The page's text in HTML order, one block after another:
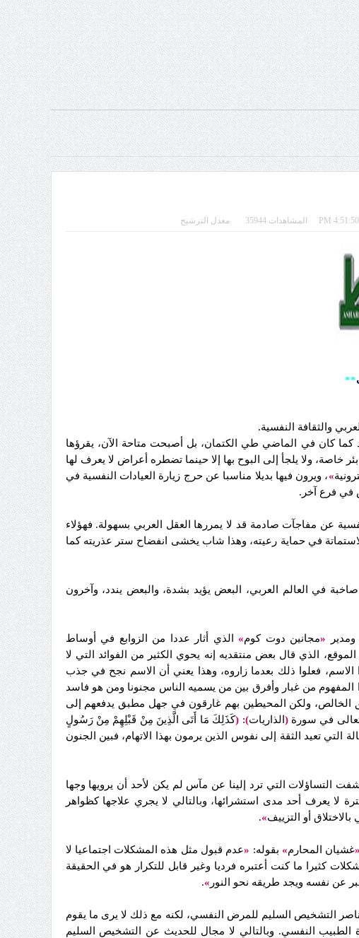
المشاهدات 35944 معدل الترشيح
**
والثقافة النفسية.
كما كان في الماضي طي الكتمان، بل أصبحت متاحة الآن، يقرؤها
ولا يلجأ إلى البوح بها إلا حينما تضطره أعراض لا يعرف لها
»، ويرون فيها بديلا مناسبا عن حرج زيارة العيادات النفسية في
في فرع آخر.
عن مفاجآت صادمة قد لا يمررها العقل العربي بسهولة. فهؤلاء
في حماية رعيته، وهذا شاب يخشى انفضاح ستر عذريته كما
في العالم العربي، البعض يؤيد بشدة، والبعض يندد، وآخرون
«مجانين دوت كوم»الذي أثار عددا من الزوابع في أوساط
الذي قال بعض منتقديه إنه يحوي الكثير من الفوائد التي لا
الاسم، فعلوا ذلك بعدما زاروه، وهذا يعني أن الاسم نجح في جذب
المفهوم من غبار وأفرق بين من يسميه الناس مجنونا ومن هو فاسد
الخالص، ولكن المحيطين بهم غارقون في جهل مطبق يدفعهم إلى
تعالى في سورة( الذاريات)
:
(كَذَلِكَ مَا أَتَى الَّذِينَ مِنْ قَبْلِهِمْ مِنْ رَسُولٍ
التي تعيد الثقة إلى نفوس الذين يرمون بهذا الاتهام، فبين الجنون
التساؤلات التي ترد إلينا عن مآس لم يكن لأحد أن يرويها وجها
يعرف أحد مدى استشرائها، وبالتالي لا يجري علاجها كظواهر
أو التزييف»
.
«غشيان المحارم»بقوله: «عدم قبول مثل هذه المشكلات اجتماعيا لا
كثيرا ما كنت أعتبره فرديا وغير قابل للتكرار هو في الحقيقة
عن نفسه ويجد طريقه نحو النور »
.
التشخيص السليم للمرض النفسي، لكنه مع ذلك لا يرى ما يقوم
الطبيب النفسي. وبالتالي لا مجال للحديث عن التشخيص السليم